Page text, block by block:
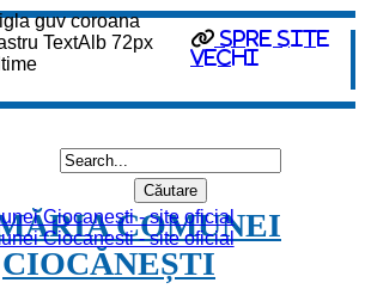
Spre site
vechi
COMUNEI
CIOCĂNEȘTI